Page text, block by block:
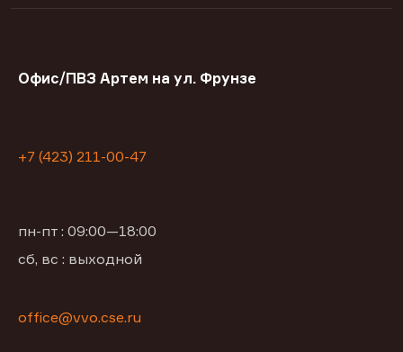
Офис/ПВЗ Артем на ул. Фрунзе
+7 (423) 211-00-47
пн-пт : 09:00—18:00
сб, вс : выходной
office@vvo.cse.ru